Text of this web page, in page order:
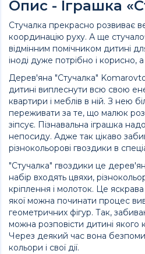
Опис - Іграшка
Стучалка прекрасно розвиває
координацію руху. А ще
відмінним помічником дитині
іноді дуже потрібно і корисно,
Дерев'яна "Стучалка"
дитині виплеснути всю свою
квартири і меблів в ній. З нею
переживати за те, що малюк
зіпсує. Пізнавальна іграшка
непосиду. Адже так цікаво
різнокольорові гвоздики в
"Стучалка" гвоздики це
набір входять цвяхи,
кріплення і молоток. Це
якої можна починати процес
геометричних фігур. Так,
можна розповісти дитині якого
Через деякий час вона
кольори і свої дії.